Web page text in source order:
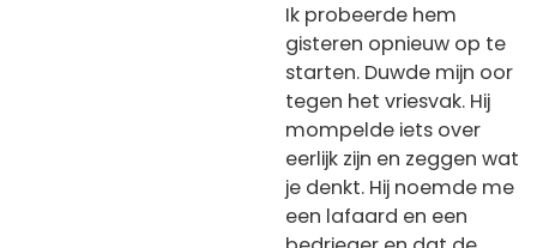
Ik probeerde hem
gisteren opnieuw op te
starten. Duwde mijn oor
tegen het vriesvak. Hij
mompelde iets over
eerlijk zijn en zeggen wat
je denkt. Hij noemde me
een lafaard en een